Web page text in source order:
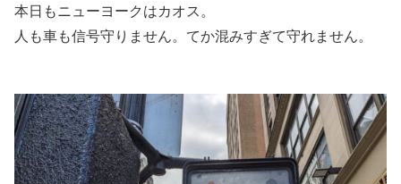
本日もニューヨークはカオス。
人も車も信号守りません。てか混みすぎて守れません。